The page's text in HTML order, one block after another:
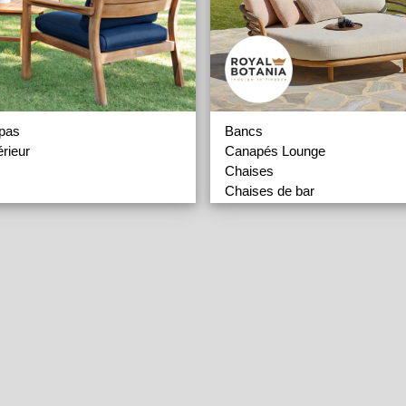
Bancs
Canapés Lounge
Chaises
Chaises de bar
Chaises Longues